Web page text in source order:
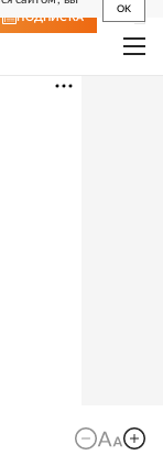
OK
ПОДПИСКА